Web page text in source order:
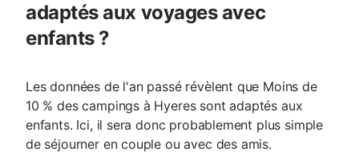
adaptés aux voyages avec
enfants ?
Les données de l'an passé révèlent que Moins de
10 % des campings à Hyeres sont adaptés aux
enfants. Ici, il sera donc probablement plus simple
de séjourner en couple ou avec des amis.